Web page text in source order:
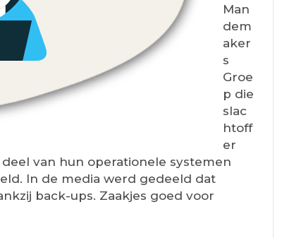
Man
dem
aker
s
Groe
p die
slac
htoff
er
van hun operationele systemen
In de media werd gedeeld dat
back-ups. Zaakjes goed voor